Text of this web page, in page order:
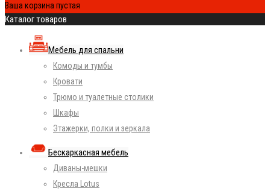
Ваша корзина пустая
Каталог товаров
Мебель для спальни
Комоды и тумбы
Кровати
Трюмо и туалетные столики
Шкафы
Этажерки, полки и зеркала
Бескаркасная мебель
Диваны-мешки
Кресла Lotus